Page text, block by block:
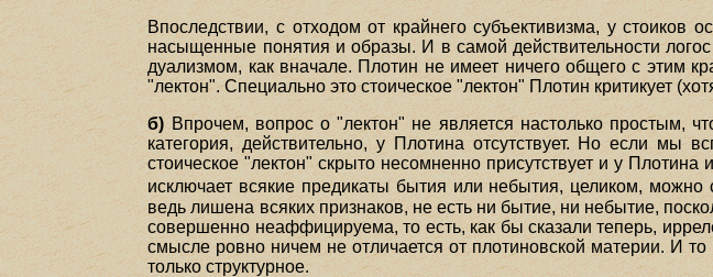
Впоследствии, с отходом от крайнего субъективизма, у стоиков
насыщенные понятия и образы. И в самой действительности
дуализмом, как вначале. Плотин не имеет ничего общего с этим
"лектон". Специально это стоическое "лектон" Плотин критикует
б) Впрочем, вопрос о "лектон" не является настолько простым,
категория, действительно, у Плотина отсутствует. Но если
стоическое "лектон" скрыто несомненно присутствует и у
исключает всякие предикаты бытия или небытия, целиком, можно
ведь лишена всяких признаков, не есть ни бытие, ни небытие,
совершенно неаффицируема, то есть, как бы сказали теперь,
смысле ровно ничем не отличается от плотиновской материи. И
только структурное.